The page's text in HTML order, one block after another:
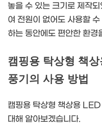
놓을 수 있는 크기로 제작
여 전원이 없어도 사용할
하는 동안에도 편안한 환경
캠핑용 탁상형 책
풍기의 사용 방법
캠핑용 탁상형 책상용 LED
대해 알아보겠습니다.